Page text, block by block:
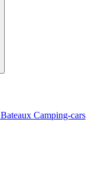
Bateaux Camping-cars